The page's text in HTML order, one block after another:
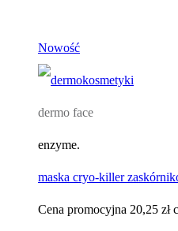
Nowość
dermo face
enzyme.
maska cryo-killer
Cena promocyjna 20,25 zł